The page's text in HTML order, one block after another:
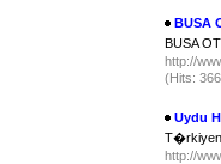
BUSA
BUSA
http://
(Hits:
Uydu
http://